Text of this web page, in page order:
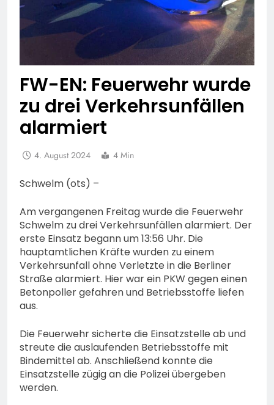
FW-EN: Feuerwehr wurde
zu drei Verkehrsunfällen
alarmiert
4. August 2024 4 Min
Schwelm (ots) –
Am vergangenen Freitag wurde die Feuerwehr
Schwelm zu drei Verkehrsunfällen alarmiert. Der
erste Einsatz begann um 13:56 Uhr. Die
hauptamtlichen Kräfte wurden zu einem
Verkehrsunfall ohne Verletzte in die Berliner
Straße alarmiert. Hier war ein PKW gegen einen
Betonpoller gefahren und Betriebsstoffe liefen
aus.
Die Feuerwehr sicherte die Einsatzstelle ab und
streute die auslaufenden Betriebsstoffe mit
Bindemittel ab. Anschließend konnte die
Einsatzstelle zügig an die Polizei übergeben
werden.